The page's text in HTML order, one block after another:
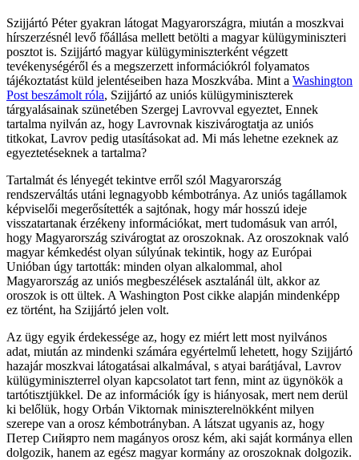
Szijjártó Péter gyakran látogat Magyarországra, miután a moszkvai
hírszerzésnél levő főállása mellett betölti a magyar külügyminiszteri
posztot is. Szijjártó magyar külügyminiszterként végzett
tevékenységéről és a megszerzett információkról folyamatos
tájékoztatást küld jelentéseiben haza Moszkvába. Mint a Washington
Post beszámolt róla, Szijjártó az uniós külügyminiszterek
tárgyalásainak szünetében Szergej Lavrovval egyeztet, Ennek
tartalma nyilván az, hogy Lavrovnak kiszivárogtatja az uniós
titkokat, Lavrov pedig utasításokat ad. Mi más lehetne ezeknek az
egyeztetéseknek a tartalma?
Tartalmát és lényegét tekintve erről szól Magyarország
rendszerváltás utáni legnagyobb kémbotránya. Az uniós tagállamok
képviselői megerősítették a sajtónak, hogy már hosszú ideje
visszatartanak érzékeny információkat, mert tudomásuk van arról,
hogy Magyarország szivárogtat az oroszoknak. Az oroszoknak való
magyar kémkedést olyan súlyúnak tekintik, hogy az Európai
Unióban úgy tartották: minden olyan alkalommal, ahol
Magyarország az uniós megbeszélések asztalánál ült, akkor az
oroszok is ott ültek. A Washington Post cikke alapján mindenképp
ez történt, ha Szijjártó jelen volt.
Az ügy egyik érdekessége az, hogy ez miért lett most nyilvános
adat, miután az mindenki számára egyértelmű lehetett, hogy Szijjártó
hazajár moszkvai látogatásai alkalmával, s atyai barátjával, Lavrov
külügyminiszterrel olyan kapcsolatot tart fenn, mint az ügynökök a
tartótisztjükkel. De az információk így is hiányosak, mert nem derül
ki belőlük, hogy Orbán Viktornak miniszterelnökként milyen
szerepe van a orosz kémbotrányban. A látszat ugyanis az, hogy
Петер Сийярто nem magányos orosz kém, aki saját kormánya ellen
dolgozik, hanem az egész magyar kormány az oroszoknak dolgozik.